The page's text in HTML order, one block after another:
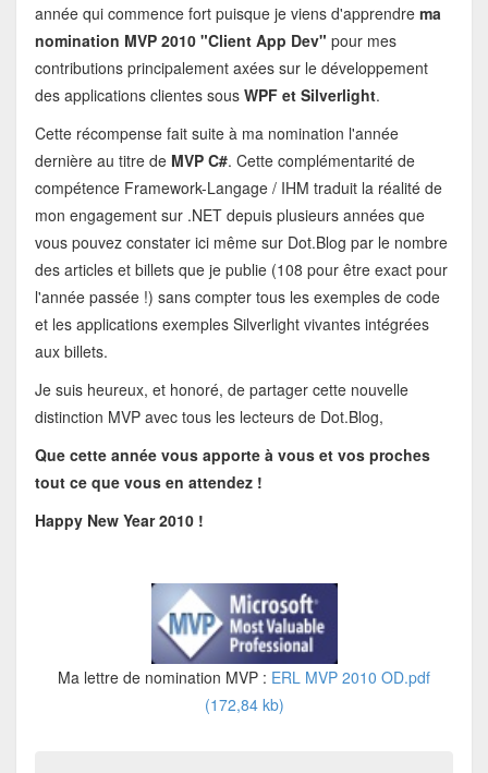
année qui commence fort puisque je viens d'apprendre ma
nomination MVP 2010 "Client App Dev" pour mes
contributions principalement axées sur le développement
des applications clientes sous WPF et Silverlight.
Cette récompense fait suite à ma nomination l'année
dernière au titre de MVP C#. Cette complémentarité de
compétence Framework-Langage / IHM traduit la réalité de
mon engagement sur .NET depuis plusieurs années que
vous pouvez constater ici même sur Dot.Blog par le nombre
des articles et billets que je publie (108 pour être exact pour
l'année passée !) sans compter tous les exemples de code
et les applications exemples Silverlight vivantes intégrées
aux billets.
Je suis heureux, et honoré, de partager cette nouvelle
distinction MVP avec tous les lecteurs de Dot.Blog,
Que cette année vous apporte à vous et vos proches
tout ce que vous en attendez !
Happy New Year 2010 !
Ma lettre de nomination MVP : ERL MVP 2010 OD.pdf
(172,84 kb)